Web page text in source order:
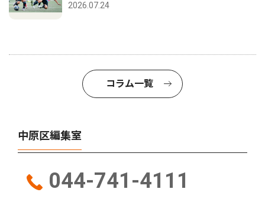
2026.07.24
コラム一覧
中原区編集室
044-741-4111